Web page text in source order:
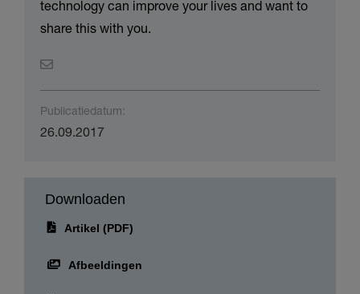
technology can improve your lives and want to
share this with you.
Publicatiedatum:
26.09.2017
Downloaden
Artikel (PDF)
Afbeeldingen